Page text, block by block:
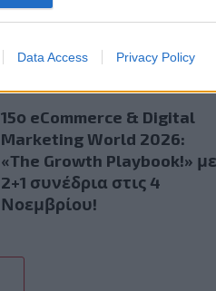
Data Access Privacy Policy
15ο eCommerce & Digital
Marketing World 2026:
«The Growth Playbook!» με
2+1 συνέδρια στις 4
Νοεμβρίου!